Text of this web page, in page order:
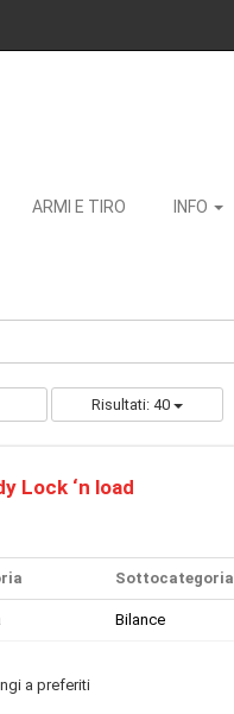
ARMI E TIRO INFO
Risultati: 40
Lock ‘n load
Sottocategoria
Bilance
a preferiti